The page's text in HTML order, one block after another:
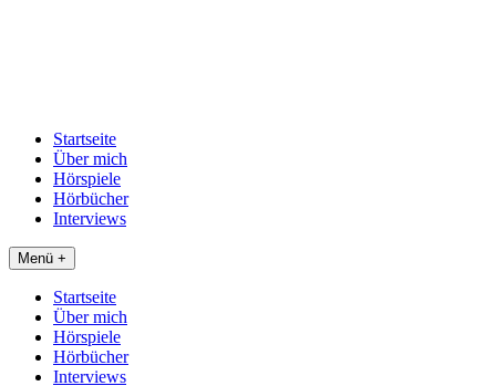
Startseite
Über mich
Hörspiele
Hörbücher
Interviews
Menü +
Startseite
Über mich
Hörspiele
Hörbücher
Interviews